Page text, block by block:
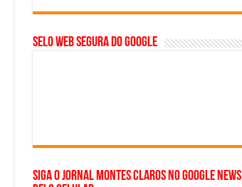
SELO WEB SEGURA do GOOGLE
Siga o Jornal Montes Claros no Google News